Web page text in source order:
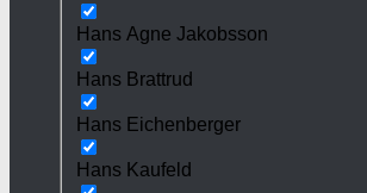
Hans Agne Jakobsson
Hans Brattrud
Hans Eichenberger
Hans Kaufeld